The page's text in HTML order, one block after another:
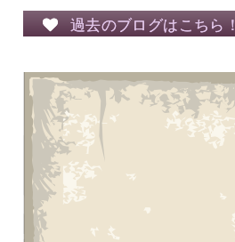
過去のブログはこちら！